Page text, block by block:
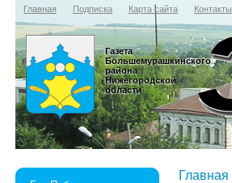
Главная Подписка Карта сайта Контакты
Газета
Большемурашкинского
района
Нижегородской
области
Главная